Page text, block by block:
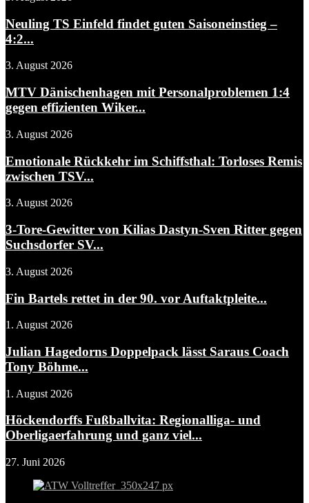
Neuling TS Einfeld findet guten Saisoneinstieg –
4:2...
3. August 2026
MTV Dänischenhagen mit Personalproblemen 1:4
gegen effizienten Wiker...
3. August 2026
Emotionale Rückkehr im Schiffsthal: Torloses Remis
zwischen TSV...
3. August 2026
3-Tore-Gewitter von Kilias Dastyn-Sven Ritter gegen
Suchsdorfer SV...
3. August 2026
Fin Bartels rettet in der 90. vor Auftaktpleite...
1. August 2026
Julian Hagedorns Doppelpack lässt Saraus Coach
Tony Böhme...
1. August 2026
Höckendorffs Fußballvita: Regionalliga- und
Oberligaerfahrung und ganz viel...
27. Juni 2026